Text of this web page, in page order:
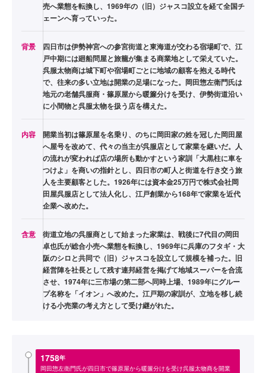
売へ業態を転換し、1969年の（旧）ジャスコ設立を経て全国チ
ェーンへ育っていった。
背景
四日市は伊勢神宮への参宮街道と東海道が交わる宿場町で、江
戸中期には廻船問屋と旅籠が集まる商業地として栄えていた。
呉服太物商は城下町や宿場町ごとに地域の顧客を抱える時代
で、往来の多い立地は開業の足場になった。岡田惣左衛門氏は
地元の老舗呉服商・篠原屋から暖簾分けを受け、伊勢街道沿い
に小間物と呉服太物を扱う店を構えた。
内容
開業当初は篠原屋を名乗り、のちに岡田家の姓を冠した岡田屋
へ屋号を改めて、代々の当主が呉服店として家業を継いだ。人
の流れが変われば店の場所も動かすという家訓「大黒柱に車を
つけよ」を商いの指針とし、四日市の町人と街道を行き交う旅
人を主要顧客とした。1926年には資本金25万円で株式会社岡
田屋呉服店として法人化し、江戸創業から168年で家業を近代
企業へ改めた。
含意
街道立地の呉服商として始まった家業は、戦後に7代目の岡田
卓也氏が総合小売へ業態を転換し、1969年に兵庫のフタギ・大
阪のシロと共同で（旧）ジャスコを設立して規模を補った。旧
経営陣を社長として残す連邦経営を掲げて地域スーパーを合流
させ、1974年に三市場の第二部へ同時上場、1989年にグルー
プ名称を「イオン」へ改めた。江戸期の家訓が、立地を移し続
ける小売業の考え方として受け継がれた。
1758年
岡田惣左衛門氏が四日市で篠原屋から暖簾分けを受け呉服太物商を開業